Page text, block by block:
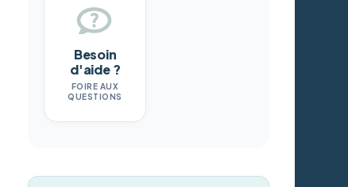
Besoin
d'aide ?
FOIRE AUX
QUESTIONS